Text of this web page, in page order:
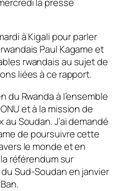
à Kigali pour parler
Paul Kagame et
rwandais au sujet de
liées à ce rapport.
du Rwanda à l’ensemble
et à la mission de
au Soudan. J’ai demandé
de poursuivre cette
le monde et en
référendum sur
Sud-Soudan en janvier